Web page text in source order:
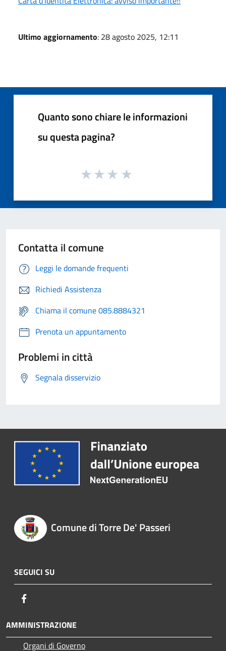
Ultimo aggiornamento: 28 agosto 2025, 12:11
Quanto sono chiare le informazioni
su questa pagina?
Contatta il comune
Leggi le domande frequenti
Richiedi Assistenza
Chiama il comune 085.8884321
Prenota un appuntamento
Problemi in città
Segnala disservizio
Comune di Torre De' Passeri
SEGUICI SU
AMMINISTRAZIONE
Organi di Governo